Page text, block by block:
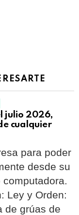
julio 2026,
cualquier
para poder
desde su
Ley y Orden:
de grúas de